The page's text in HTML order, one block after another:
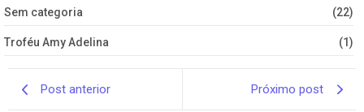
Sem categoria (22)
Troféu Amy Adelina (1)
Post anterior Próximo post